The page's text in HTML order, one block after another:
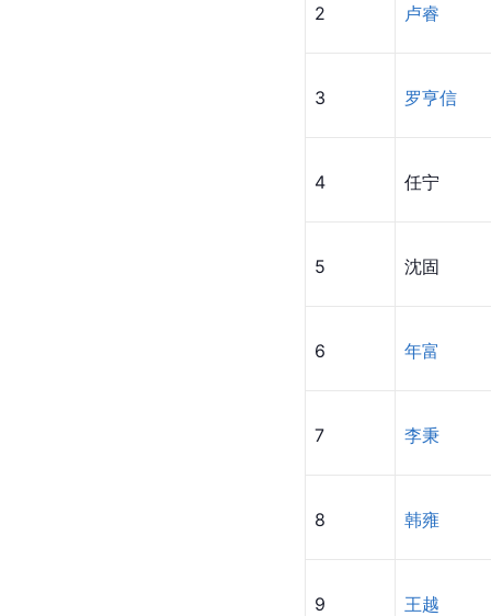
2 卢睿
3 罗亨信
4 任宁
5 沈固
6 年富
7 李秉
8 韩雍
9 王越